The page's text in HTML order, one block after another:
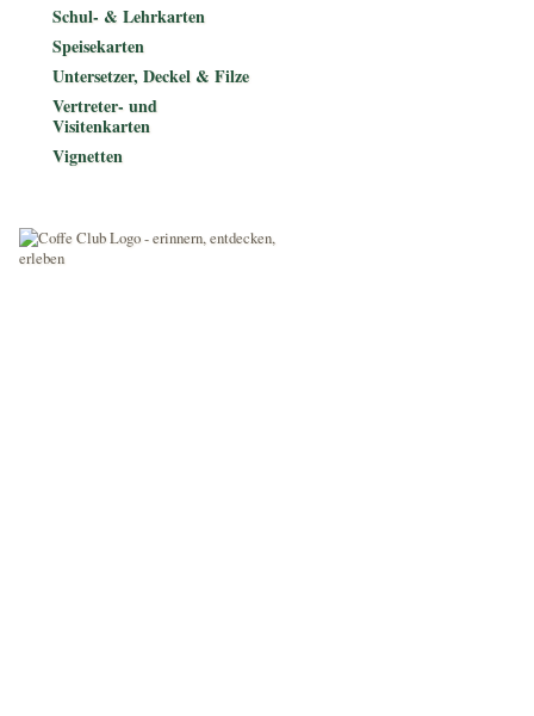
Schul- & Lehrkarten
Speisekarten
Untersetzer, Deckel & Filze
Vertreter- und
Visitenkarten
Vignetten